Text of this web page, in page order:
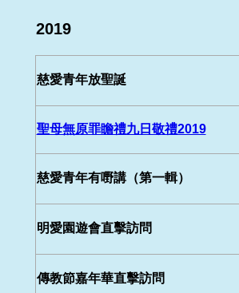
2019
慈愛青年放聖誕
聖母無原罪瞻禮九日敬禮2019
慈愛青年有嘢講（第一輯）
明愛園遊會直擊訪問
傳教節嘉年華直擊訪問